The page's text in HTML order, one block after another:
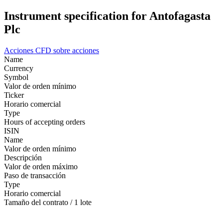
Instrument specification for Antofagasta
Plc
Acciones CFD sobre acciones
Name
Currency
Symbol
Valor de orden mínimo
Ticker
Horario comercial
Type
Hours of accepting orders
ISIN
Name
Valor de orden mínimo
Descripción
Valor de orden máximo
Paso de transacción
Type
Horario comercial
Tamaño del contrato / 1 lote